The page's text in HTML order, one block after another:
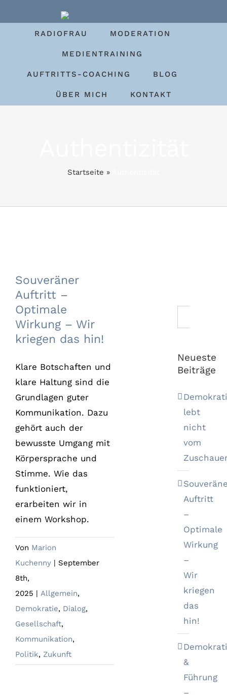
Inhalt
springenRADIOFRAU MODERATION
MEDIENTRAINING
AUFTRITTS-COACHING BLOG
ÜBER MICH KONTAKT
Startseite »
Wirkung – Wir
kriegen das hin!
Souveräner
Auftritt –
Optimale
Wirkung – Wir
kriegen das hin!
Klare Botschaften und
klare Haltung sind die
Grundlagen guter
Kommunikation. Dazu
gehört auch der
bewusste Umgang mit
Körpersprache und
Stimme. Wie das
funktioniert,
erarbeiten wir in
einem Workshop.
Von Marion
Kuchenny | September
8th,
2025 | Allgemein,
Demokratie, Dialog,
Gesellschaft,
Kommunikation,
Politik, Zukunft
nach:
Neueste
Beiträge
lebt
nicht
vom
Auftritt
–
Optimale
Wirkung
–
Wir
kriegen
das
hin!
&
Führung
–